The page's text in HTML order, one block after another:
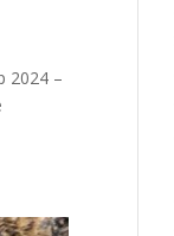
2024 –